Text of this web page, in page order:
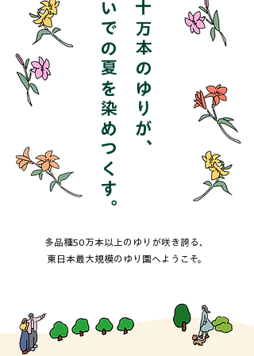
五十万本のゆりが、
いいでの夏を染めつくす。
多品種50万本以上のゆりが咲き誇る、
東日本最大規模のゆり園へようこそ。